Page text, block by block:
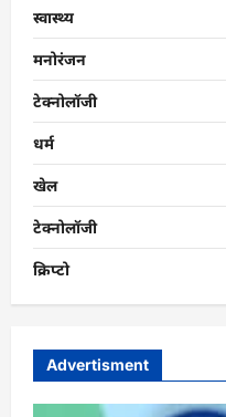
स्वास्थ्य
मनोरंजन
टेक्नोलॉजी
धर्म
खेल
टेक्नोलॉजी
क्रिप्टो
Advertisment